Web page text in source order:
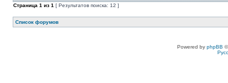
Страница 1 из 1 [ Результатов поиска: 12 ]
Список форумов
Powered by phpBB